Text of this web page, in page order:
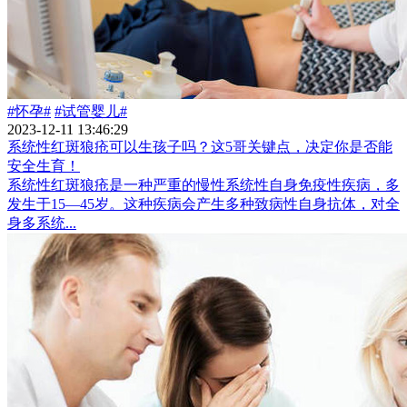
#怀孕# #试管婴儿#
2023-12-11 13:46:29
系统性红斑狼疮可以生孩子吗？这5哥关键点，决定你是否能
安全生育！
系统性红斑狼疮是一种严重的慢性系统性自身免疫性疾病，多
发生于15—45岁。这种疾病会产生多种致病性自身抗体，对全
身多系统...